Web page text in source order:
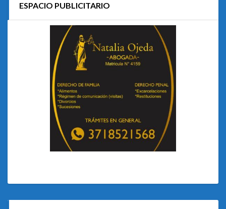
ESPACIO PUBLICITARIO